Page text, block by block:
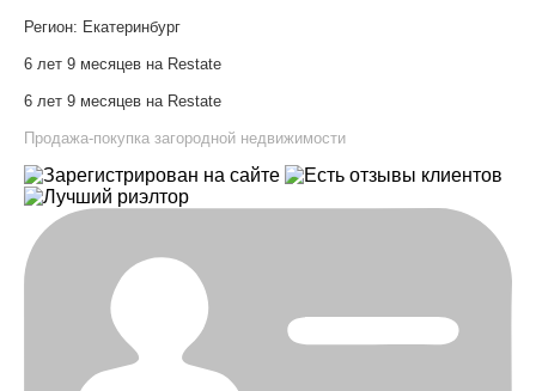
Регион: Екатеринбург
6 лет 9 месяцев на Restate
6 лет 9 месяцев на Restate
Продажа-покупка загородной недвижимости